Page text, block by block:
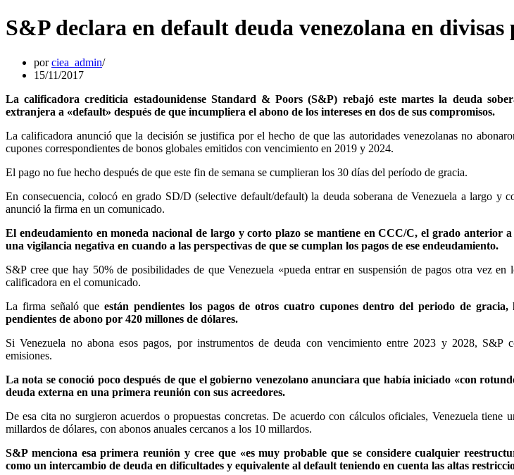
S&P declara en default deuda venezolana en divisas
porciea_admin
15/11/2017
La calificadora crediticia estadounidense Standard & Poors (S&P) rebajó este martes la deuda
extranjera a «default» después de que incumpliera el abono de los intereses en dos de sus compromisos.
La calificadora anunció que la decisión se justifica por el hecho de que las autoridades venezolanas no
cupones correspondientes de bonos globales emitidos con vencimiento en 2019 y 2024.
El pago no fue hecho después de que este fin de semana se cumplieran los 30 días del período de gracia.
En consecuencia, colocó en grado SD/D (selective default/default) la deuda soberana de Venezuela a largo y
anunció la firma en un comunicado.
El endeudamiento en moneda nacional de largo y corto plazo se mantiene en CCC/C, el grado anterior a
una vigilancia negativa en cuando a las perspectivas de que se cumplan los pagos de ese endeudamiento.
S&P cree que hay 50% de posibilidades de que Venezuela «pueda entrar en suspensión de pagos otra vez en
calificadora en el comunicado.
La firma señaló queestán pendientes los pagos de otros cuatro cupones dentro del periodo de
pendientes de abono por 420 millones de dólares.
Si Venezuela no abona esos pagos, por instrumentos de deuda con vencimiento entre 2023 y 2028, S&P
emisiones.
La nota se conoció poco después de que el gobierno venezolano anunciara que había iniciado «con
deuda externa en una primera reunión con sus acreedores.
De esa cita no surgieron acuerdos o propuestas concretas. De acuerdo con cálculos oficiales, Venezuela tiene
millardos de dólares, con abonos anuales cercanos a los 10 millardos.
S&P menciona esa primera reunión y cree que «es muy probable que se considere cualquier
como un intercambio de deuda en dificultades y equivalente al default teniendo en cuenta las altas